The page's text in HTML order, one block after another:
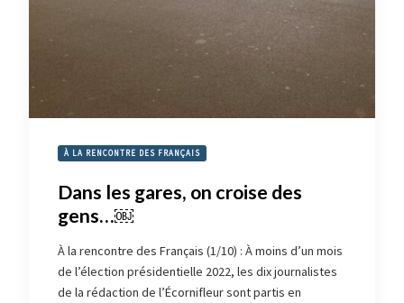
À LA RENCONTRE DES FRANÇAIS
Dans les gares, on croise des
gens…￼
À la rencontre des Français (1/10) : À moins d’un mois
de l’élection présidentielle 2022, les dix journalistes
de la rédaction de l’Écornifleur sont partis en